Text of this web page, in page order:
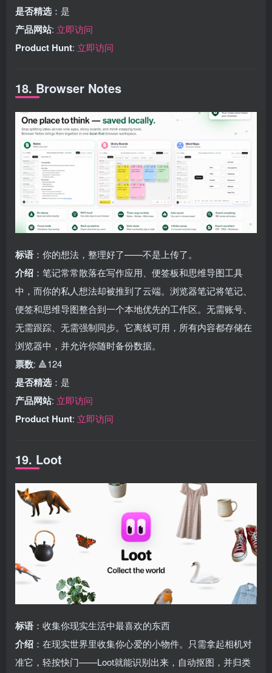
是否精选 ：是
产品网站: 立即访问
Product Hunt: 立即访问
18. Browser Notes
标语 ：你的想法，整理好了——不是上传了。
介绍 ：笔记常常散落在写作应用、便签板和思维导图工具
中，而你的私人想法却被推到了云端。浏览器笔记将笔记、
便签和思维导图整合到一个本地优先的工作区。无需账号、
无需跟踪、无需强制同步。它离线可用，所有内容都存储在
浏览器中，并允许你随时备份数据。
票数: 🔺124
是否精选 ：是
产品网站: 立即访问
Product Hunt: 立即访问
19. Loot
标语 ：收集你现实生活中最喜欢的东西
介绍 ：在现实世界里收集你心爱的小物件。只需拿起相机对
准它，轻按快门——Loot就能识别出来，自动抠图，并归类